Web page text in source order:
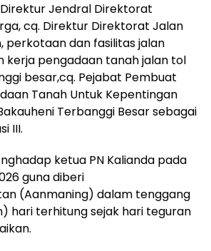
Direktur Jendral Direktorat
cq. Direktur Direktorat Jalan
perkotaan dan fasilitas jalan
kerja pengadaan tanah jalan tol
besar,cq. Pejabat Pembuat
Tanah Untuk Kepentingan
Terbanggi Besar sebagai
III.
ketua PN Kalianda pada
guna diberi
(Aanmaning) dalam tenggang
hari terhitung sejak hari teguran